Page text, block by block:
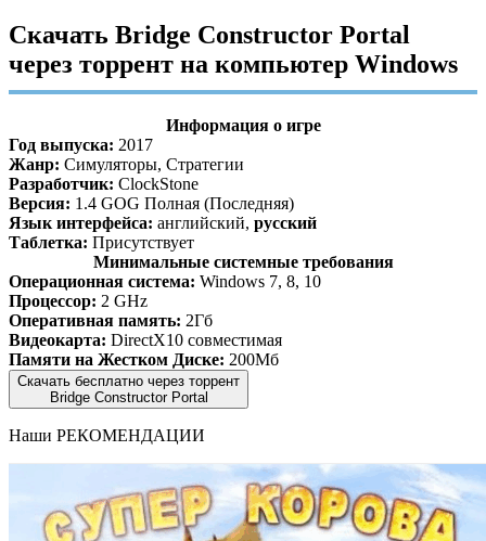
Скачать Bridge Constructor Portal
через торрент на компьютер Windows
Информация о игре
Год выпуска: 2017
Жанр: Симуляторы, Стратегии
Разработчик: ClockStone
Версия: 1.4 GOG Полная (Последняя)
Язык интерфейса: английский, русский
Таблетка: Присутствует
Минимальные системные требования
Операционная система: Windows 7, 8, 10
Процессор: 2 GHz
Оперативная память: 2Гб
Видеокарта: DirectX10 совместимая
Памяти на Жестком Диске: 200Мб
Скачать бесплатно через торрент
Bridge Constructor Portal
Наши РЕКОМЕНДАЦИИ